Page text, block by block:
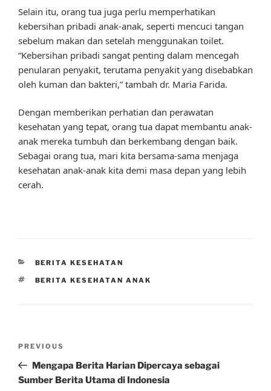
Selain itu, orang tua juga perlu memperhatikan
kebersihan pribadi anak-anak, seperti mencuci tangan
sebelum makan dan setelah menggunakan toilet.
“Kebersihan pribadi sangat penting dalam mencegah
penularan penyakit, terutama penyakit yang disebabkan
oleh kuman dan bakteri,” tambah dr. Maria Farida.
Dengan memberikan perhatian dan perawatan
kesehatan yang tepat, orang tua dapat membantu anak-
anak mereka tumbuh dan berkembang dengan baik.
Sebagai orang tua, mari kita bersama-sama menjaga
kesehatan anak-anak kita demi masa depan yang lebih
cerah.
CATEGORIES
BERITA KESEHATAN
TAGS
BERITA KESEHATAN ANAK
Previous
Post
PREVIOUS
Mengapa Berita Harian Dipercaya sebagai
Sumber Berita Utama di Indonesia